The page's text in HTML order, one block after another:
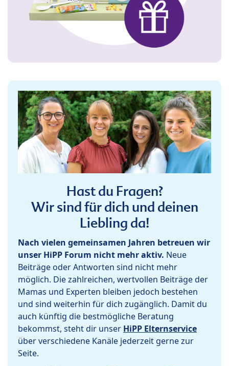
Hast du Fragen?
Wir sind für dich und deinen
Liebling da!
Nach vielen gemeinsamen Jahren betreuen wir
unser HiPP Forum nicht mehr aktiv. Neue
Beiträge oder Antworten sind nicht mehr
möglich. Die zahlreichen, wertvollen Beiträge der
Mamas und Experten bleiben jedoch bestehen
und sind weiterhin für dich zugänglich. Damit du
auch künftig die bestmögliche Beratung
bekommst, steht dir unser HiPP Elternservice
über verschiedene Kanäle jederzeit gerne zur
Seite.